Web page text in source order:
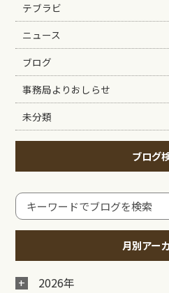
テブラビ
ニュース
ブログ
事務局よりおしらせ
未分類
ブログ
月別アー
2026年